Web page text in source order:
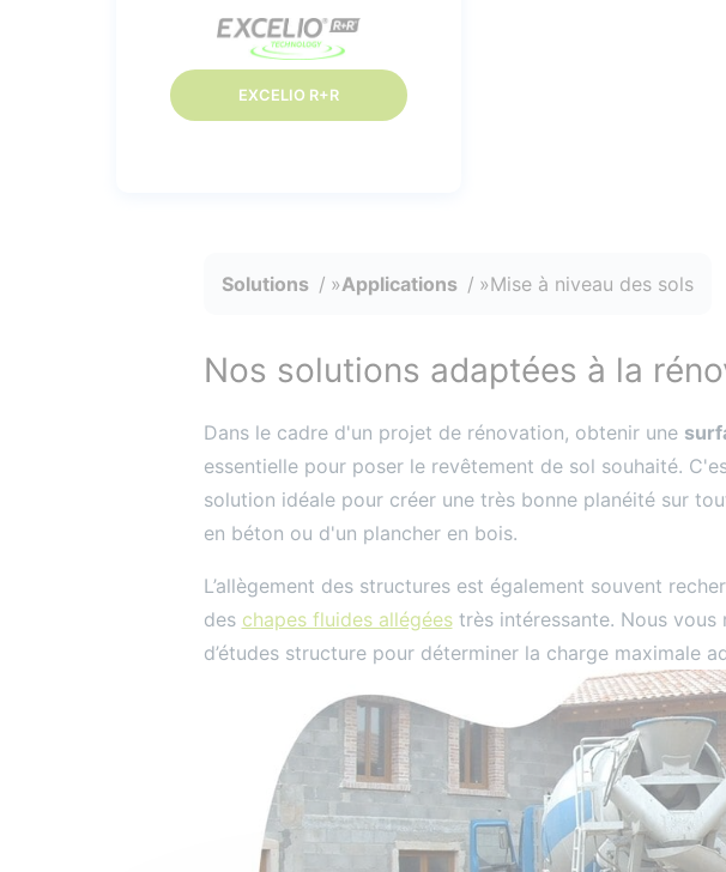
EXCELIO R+R
Solutions Applications Mise à niveau des sols
Nos solutions adaptées à la
Dans le cadre d'un projet de rénovation, obtenir une
essentielle pour poser le revêtement de sol souhaité.
solution idéale pour créer une très bonne planéité sur
en béton ou d'un plancher en bois.
L’allègement des structures est également souvent
des chapes fluides allégéestrès intéressante. Nous vous
d’études structure pour déterminer la charge maximale